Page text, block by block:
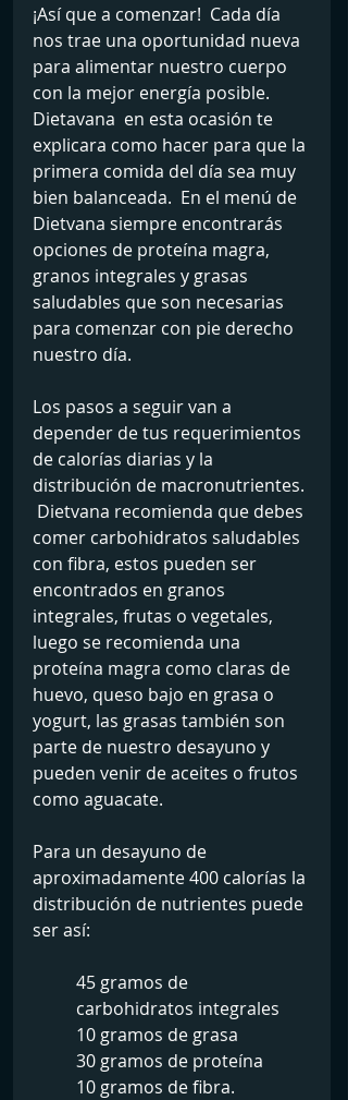
¡Así que a comenzar!  Cada día
nos trae una oportunidad nueva
para alimentar nuestro cuerpo
con la mejor energía posible.
Dietavana  en esta ocasión te
explicara como hacer para que la
primera comida del día sea muy
bien balanceada.  En el menú de
Dietvana siempre encontrarás
opciones de proteína magra,
granos integrales y grasas
saludables que son necesarias
para comenzar con pie derecho
nuestro día.
Los pasos a seguir van a
depender de tus requerimientos
de calorías diarias y la
distribución de macronutrientes.
Dietvana recomienda que debes
comer carbohidratos saludables
con fibra, estos pueden ser
encontrados en granos
integrales, frutas o vegetales,
luego se recomienda una
proteína magra como claras de
huevo, queso bajo en grasa o
yogurt, las grasas también son
parte de nuestro desayuno y
pueden venir de aceites o frutos
como aguacate.
Para un desayuno de
aproximadamente 400 calorías la
distribución de nutrientes puede
ser así:
45 gramos de
carbohidratos integrales
10 gramos de grasa
30 gramos de proteína
10 gramos de fibra.